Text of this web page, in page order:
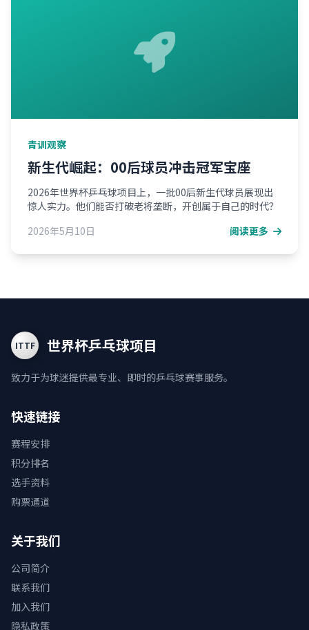
青训观察
新生代崛起：00后球员冲击冠军宝座
2026年世界杯乒乓球项目上，一批00后新生代球员展现出
惊人实力。他们能否打破老将垄断，开创属于自己的时代？
2026年5月10日
阅读更多
ITTF 世界杯乒乓球项目
致力于为球迷提供最专业、即时的乒乓球赛事服务。
快速链接
赛程安排
积分排名
选手资料
购票通道
关于我们
公司简介
联系我们
加入我们
隐私政策